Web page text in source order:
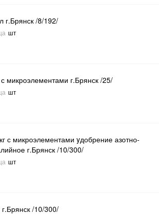
г.Брянск /8/192/
шт
микроэлементами г.Брянск /25/
шт
с микроэлементами yдобрение азотно-
г.Брянск /10/300/
шт
/10/300/